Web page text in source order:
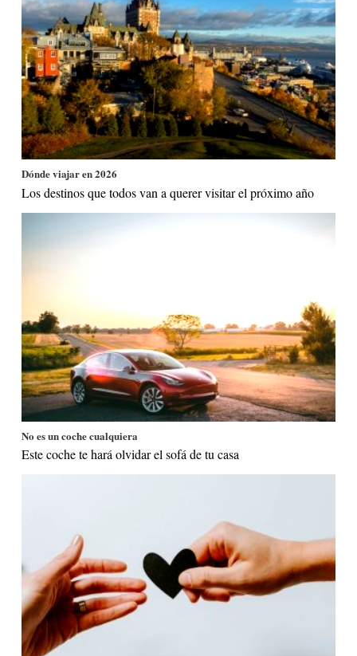
Dónde viajar en 2026
Los destinos que todos van a querer visitar el próximo año
No es un coche cualquiera
Este coche te hará olvidar el sofá de tu casa